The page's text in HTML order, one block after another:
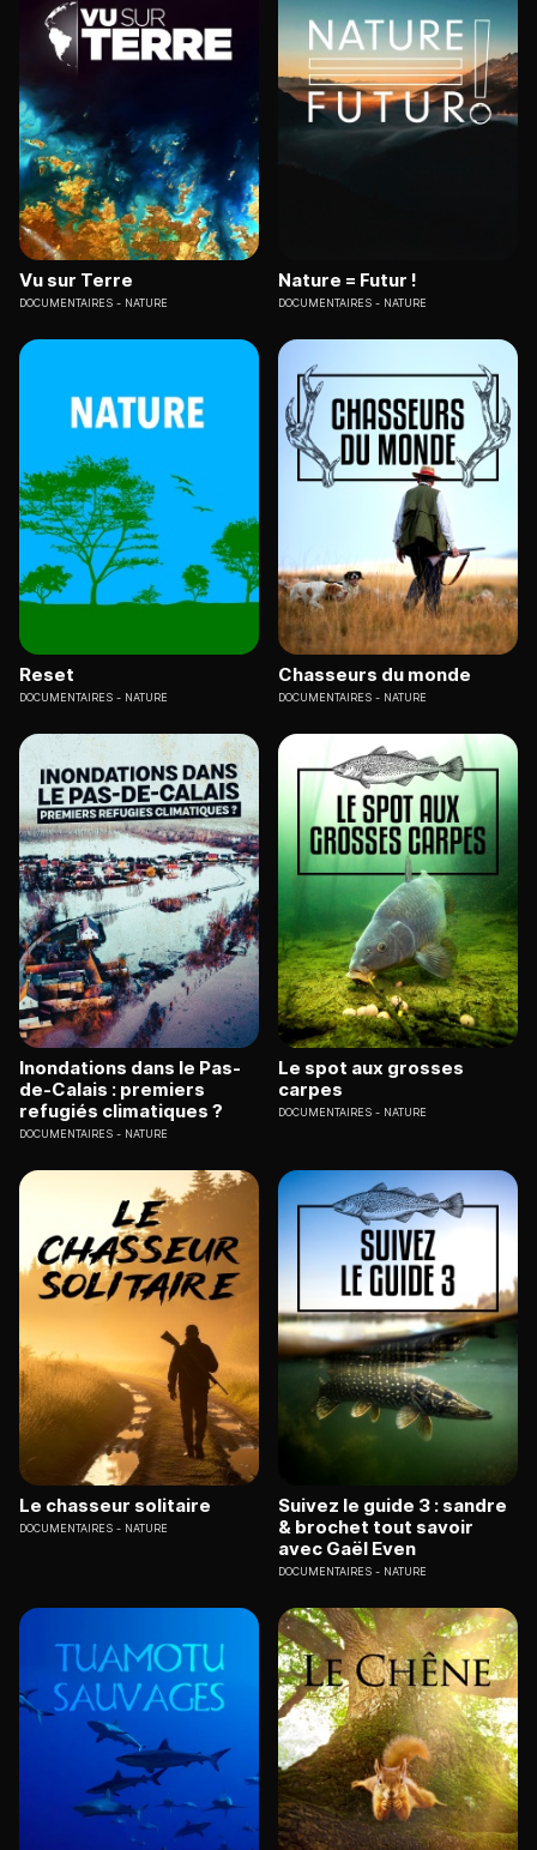
Vu sur Terre
DOCUMENTAIRES NATURE
Nature = Futur !
DOCUMENTAIRES NATURE
Reset
DOCUMENTAIRES NATURE
Chasseurs du monde
DOCUMENTAIRES NATURE
Inondations dans le Pas-
de-Calais : premiers
refugiés climatiques ?
DOCUMENTAIRES NATURE
Le spot aux grosses
carpes
DOCUMENTAIRES NATURE
Le chasseur solitaire
DOCUMENTAIRES NATURE
Suivez le guide 3 : sandre
& brochet tout savoir
avec Gaël Even
DOCUMENTAIRES NATURE